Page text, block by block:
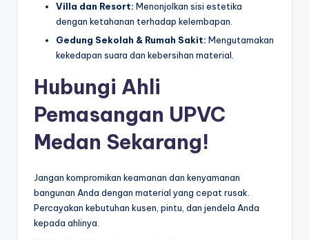
Villa dan Resort: Menonjolkan sisi estetika
dengan ketahanan terhadap kelembapan.
Gedung Sekolah & Rumah Sakit: Mengutamakan
kekedapan suara dan kebersihan material.
Hubungi Ahli
Pemasangan UPVC
Medan Sekarang!
Jangan kompromikan keamanan dan kenyamanan
bangunan Anda dengan material yang cepat rusak.
Percayakan kebutuhan kusen, pintu, dan jendela Anda
kepada ahlinya.